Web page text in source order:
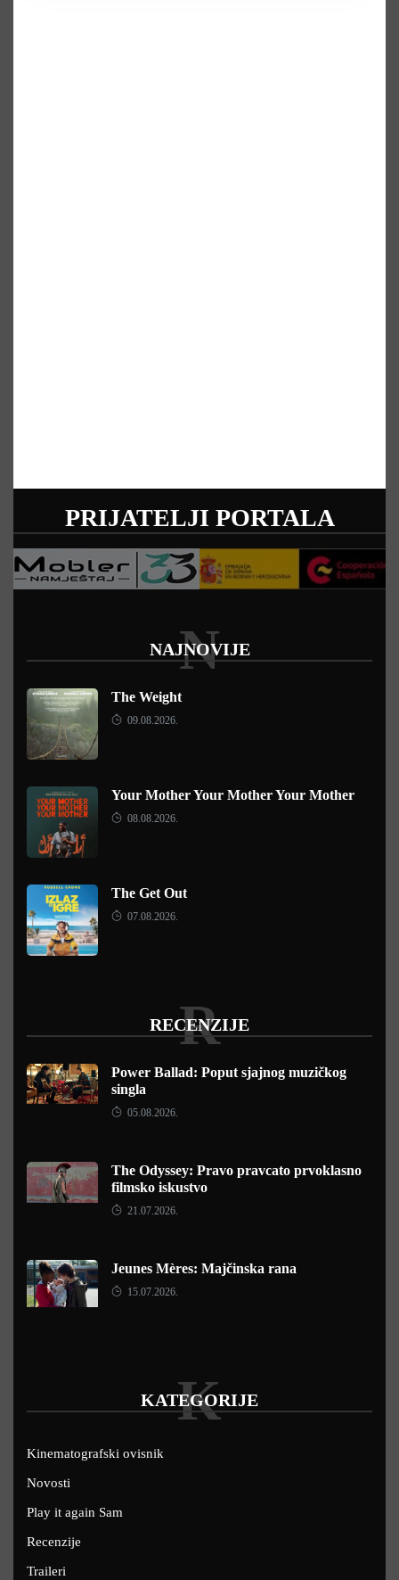
PRIJATELJI PORTALA
NAJNOVIJE
N
The Weight
09.08.2026.
Your Mother Your Mother Your Mother
08.08.2026.
The Get Out
07.08.2026.
RECENZIJE
R
Power Ballad: Poput sjajnog muzičkog
singla
05.08.2026.
The Odyssey: Pravo pravcato prvoklasno
filmsko iskustvo
21.07.2026.
Jeunes Mères: Majčinska rana
15.07.2026.
KATEGORIJE
K
Kinematografski ovisnik
Novosti
Play it again Sam
Recenzije
Traileri